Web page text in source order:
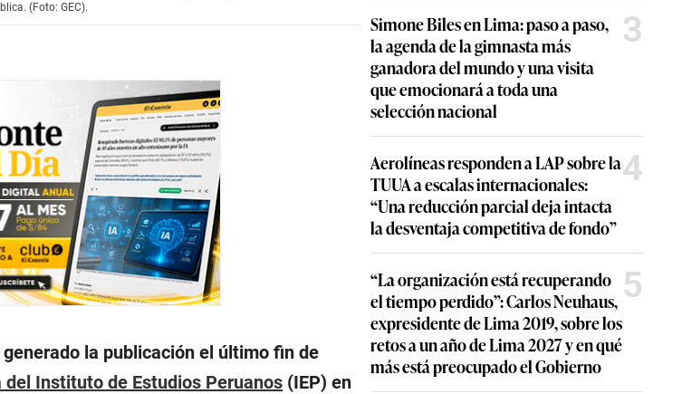
(Foto: GEC).
la publicación el último fin de
del Instituto de Estudios Peruanos (IEP) en
Simone Biles en Lima: paso a paso,
la agenda de la gimnasta más
ganadora del mundo y una visita
que emocionará a toda una
selección nacional
3
Aerolíneas responden a LAP sobre la
TUUA a escalas internacionales:
“Una reducción parcial deja intacta
la desventaja competitiva de fondo”
4
“La organización está recuperando
el tiempo perdido”: Carlos Neuhaus,
expresidente de Lima 2019, sobre los
retos a un año de Lima 2027 y en qué
más está preocupado el Gobierno
5